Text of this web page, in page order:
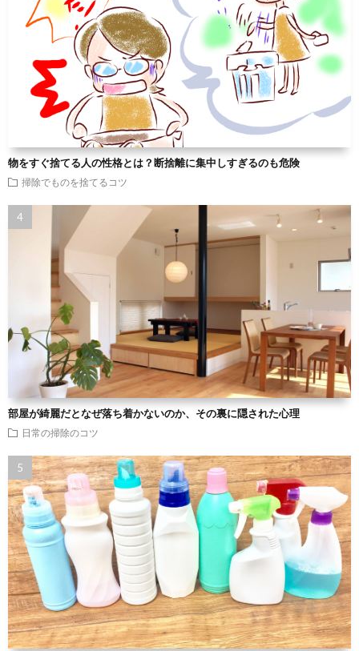
物をすぐ捨てる人の性格とは？断捨離に集中しすぎるのも危険
掃除でものを捨てるコツ
部屋が綺麗だとなぜ落ち着かないのか、その裏に隠された心理
日常の掃除のコツ